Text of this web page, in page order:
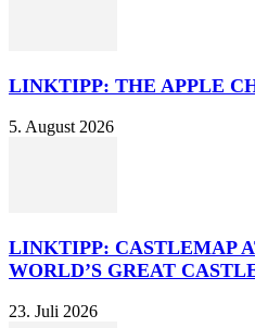
LINKTIPP: THE APPLE
5. August 2026
LINKTIPP: CASTLEMAP
WORLD’S GREAT
23. Juli 2026